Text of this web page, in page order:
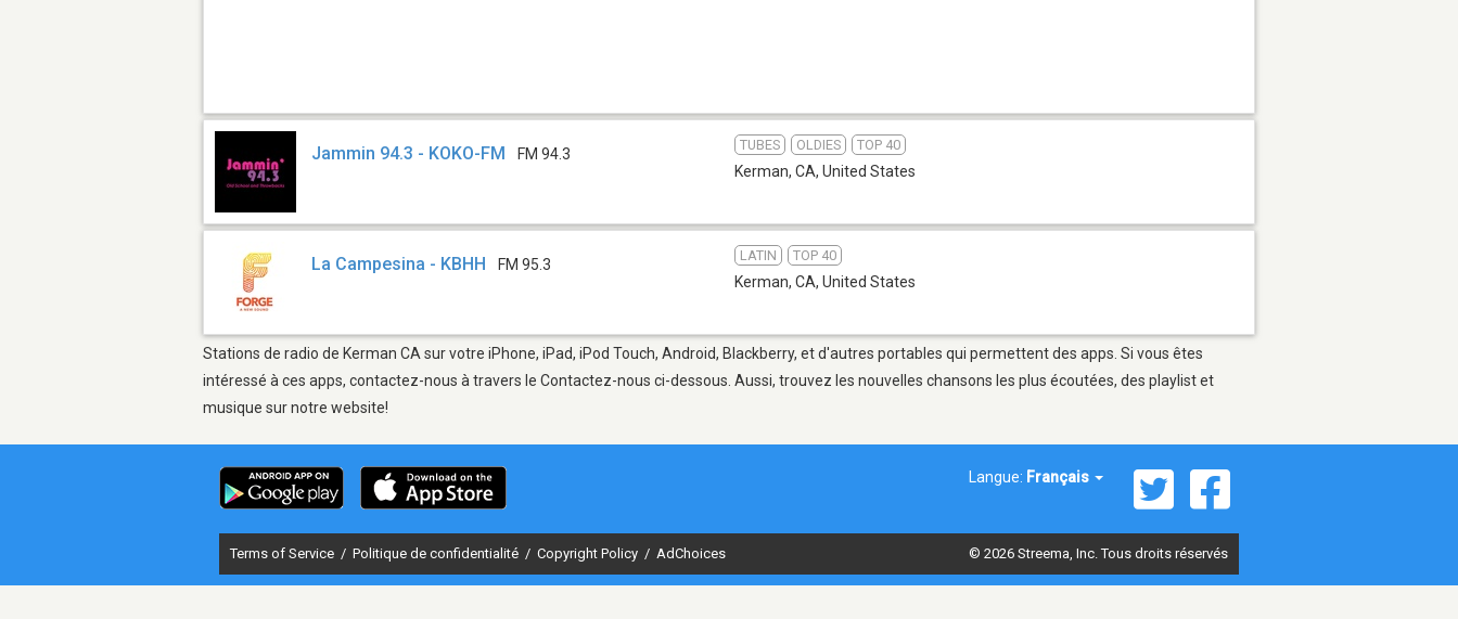
Jammin 94.3 - KOKO-FM FM 94.3
TUBES OLDIES TOP 40
Kerman, CA, United States
La Campesina - KBHH FM 95.3
LATIN TOP 40
Kerman, CA, United States
Stations de radio de Kerman CA sur votre iPhone, iPad, iPod Touch, Android, Blackberry, et d'autres portables qui permettent des apps. Si vous êtes
intéressé à ces apps, contactez-nous à travers le Contactez-nous ci-dessous. Aussi, trouvez les nouvelles chansons les plus écoutées, des playlist et
musique sur notre website!
Langue: Français
Terms of Service / Politique de confidentialité / Copyright Policy / AdChoices © 2026 Streema, Inc. Tous droits réservés